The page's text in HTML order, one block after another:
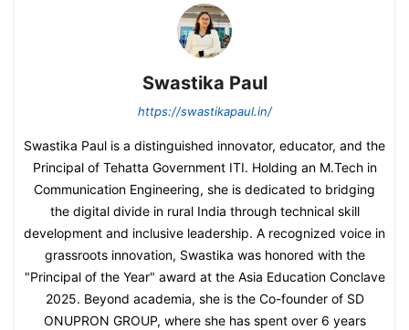
Swastika Paul
https://swastikapaul.in/
Swastika Paul is a distinguished innovator, educator, and the
Principal of Tehatta Government ITI. Holding an M.Tech in
Communication Engineering, she is dedicated to bridging
the digital divide in rural India through technical skill
development and inclusive leadership. A recognized voice in
grassroots innovation, Swastika was honored with the
"Principal of the Year" award at the Asia Education Conclave
2025. Beyond academia, she is the Co-founder of SD
ONUPRON GROUP, where she has spent over 6 years